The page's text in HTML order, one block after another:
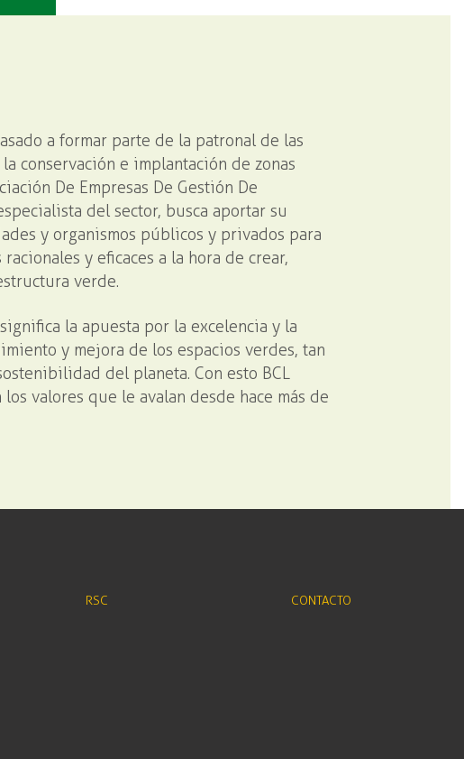
a formar parte de la patronal de las
conservación e implantación de zonas
De Empresas De Gestión De
del sector, busca aportar su
y organismos públicos y privados para
y eficaces a la hora de crear,
verde.
la apuesta por la excelencia y la
y mejora de los espacios verdes, tan
del planeta. Con esto BCL
valores que le avalan desde hace más de
RSC CONTACTO